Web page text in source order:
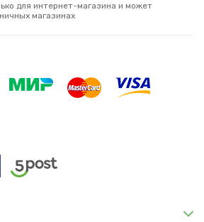
для интернет-магазина и может
магазинах